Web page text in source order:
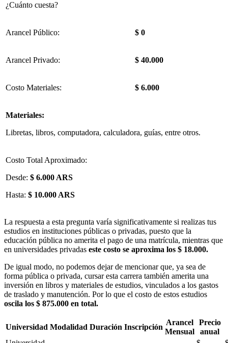
¿Cuánto cuesta?
Arancel Público: $ 0
Arancel Privado: $ 40.000
Costo Materiales: $ 6.000
Materiales:
Libretas, libros, computadora, calculadora, guías, entre otros.
Costo Total Aproximado:
Desde: $ 6.000 ARS
Hasta: $ 10.000 ARS
La respuesta a esta pregunta varía significativamente si realizas tus
estudios en instituciones públicas o privadas, puesto que la
educación pública no amerita el pago de una matrícula, mientras que
en universidades privadas este costo se aproxima los $ 18.000.
De igual modo, no podemos dejar de mencionar que, ya sea de
forma pública o privada, cursar esta carrera también amerita una
inversión en libros y materiales de estudios, vinculados a los gastos
de traslado y manutención. Por lo que el costo de estos estudios
oscila los $ 875.000 en total.
Universidad Modalidad Duración Inscripción
Arancel
Mensual
Precio
anual